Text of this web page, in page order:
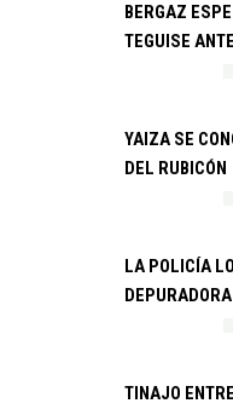
BERGAZ
TEGUISE
YAIZA SE
DEL RUBICÓN
LA POLICÍA
TINAJO